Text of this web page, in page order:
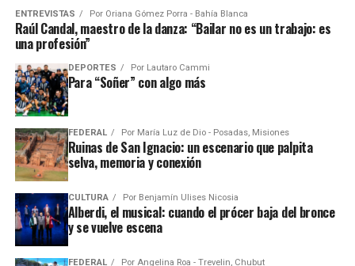
ENTREVISTAS Por Oriana Gómez Porra - Bahía Blanca
Raúl Candal, maestro de la danza: “Bailar no es un trabajo: es
una profesión”
DEPORTES Por Lautaro Cammi
Para “Soñer” con algo más
FEDERAL Por María Luz de Dio - Posadas, Misiones
Ruinas de San Ignacio: un escenario que palpita
selva, memoria y conexión
CULTURA Por Benjamín Ulises Nicosia
Alberdi, el musical: cuando el prócer baja del bronce
y se vuelve escena
FEDERAL Por Angelina Roa - Trevelin, Chubut